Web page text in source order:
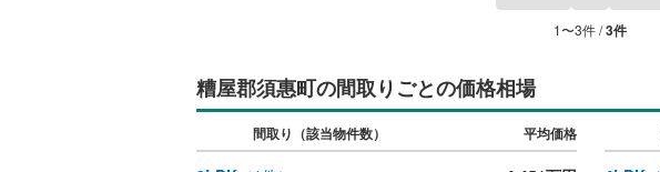
1〜3件 /3件
糟屋郡須惠町の間取りごとの価格相場
間取り（該当物件数） 平均価格